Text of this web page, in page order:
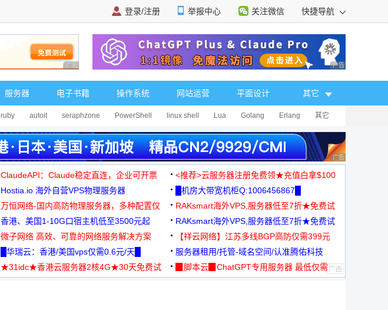
登录/注册 举报中心 关注微信 快捷导航
广告 商业广告，理性选择 广告 商业广告，理
服务器 电子书籍 操作系统 网站运营 平面设计 其它
ruby autoit seraphzone PowerShell linux shell Lua Golang Erlang 其它
广告 商业广告，理
ClaudeAPI：Claude稳定直连，企业可开票
<推荐>云服务器注册免费领★充值白拿$100
Hostia.io 海外自营VPS物理服务器
█机房大带宽机柜Q:1006456867█
万恒网络-国内高防物理服务器，多种配置仅
99元/月起
RAKsmart海外VPS,服务器低至7折★免费试
用★
香港、美国1-10G口宿主机低至3500元起
RAKsmart海外VPS,服务器低至7折★免费试
用★
微子网络 高效、可靠的网络服务解决方案
【祥云网络】江苏多线BGP高防仅需399元
█华瑞云：香港/美国vps仅需0.6元/天█
服务器租用/托管-域名空间/认准腾佑科技
★31idc★香港云服务器2核4G★30天免费试
▉脚本云▉ChatGPT专用服务器 最低仅需